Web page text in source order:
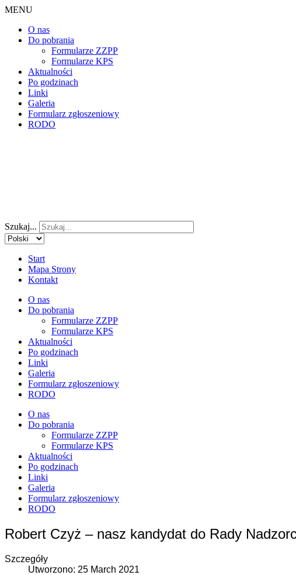
MENU
O nas
Do pobrania
Formularze ZZPP
Formularze KPS
Aktualności
Po godzinach
Linki
Galeria
Formularz zgłoszeniowy
RODO
Szukaj...
Start
Mapa Strony
Kontakt
O nas
Do pobrania
Formularze ZZPP
Formularze KPS
Aktualności
Po godzinach
Linki
Galeria
Formularz zgłoszeniowy
RODO
O nas
Do pobrania
Formularze ZZPP
Formularze KPS
Aktualności
Po godzinach
Linki
Galeria
Formularz zgłoszeniowy
RODO
Robert Czyż – nasz kandydat do Rady
Szczegóły
Utworzono: 25 March 2021